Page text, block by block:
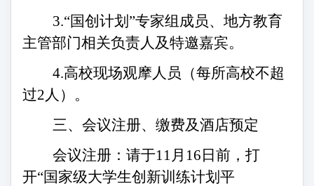
3.“国创计划”专家组成员、地方教育
主管部门相关负责人及特邀嘉宾。
4.高校现场观摩人员（每所高校不超
过2人）。
三、会议注册、缴费及酒店预定
会议注册： 请于11月 16 日前，打
开“国家级大学生创新训练计划平